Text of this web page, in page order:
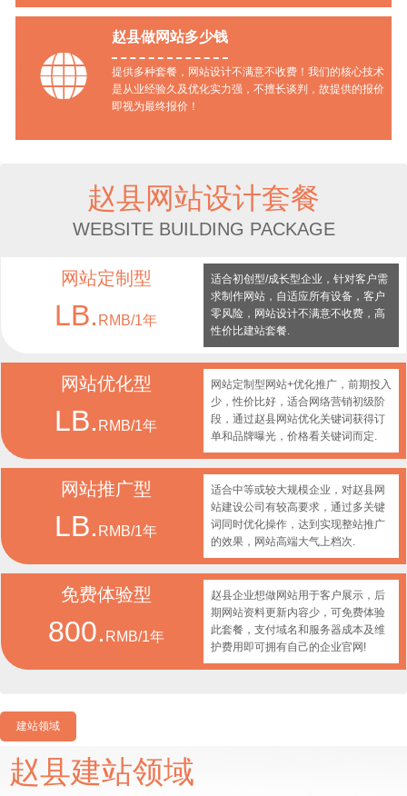

赵县做网站多少钱
提供多种套餐，网站设计不满意不收费！我们的核心技术
是从业经验久及优化实力强，不擅长谈判，故提供的报价
即视为最终报价！
赵县网站设计套餐
WEBSITE BUILDING PACKAGE
网站定制型
LB. RMB/1年
适合初创型/成长型企业，针对客户需
求制作网站，自适应所有设备，客户
零风险，网站设计不满意不收费，高
性价比建站套餐.
网站优化型
LB. RMB/1年
网站定制型网站+优化推广，前期投入
少，性价比好，适合网络营销初级阶
段，通过赵县网站优化关键词获得订
单和品牌曝光，价格看关键词而定.
网站推广型
LB. RMB/1年
适合中等或较大规模企业，对赵县网
站建设公司有较高要求，通过多关键
词同时优化操作，达到实现整站推广
的效果，网站高端大气上档次.
免费体验型
800. RMB/1年
赵县企业想做网站用于客户展示，后
期网站资料更新内容少，可免费体验
此套餐，支付域名和服务器成本及维
护费用即可拥有自己的企业官网!
建站领域
赵县建站领域